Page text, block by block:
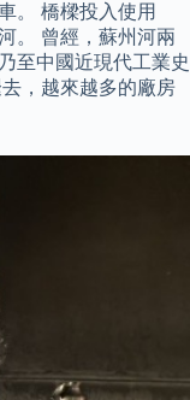
。 橋樑投入使用
。 曾經，蘇州河兩
至中國近現代工業史
，越來越多的廠房